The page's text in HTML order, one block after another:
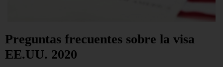
Preguntas frecuentes sobre la visa
EE.UU. 2020